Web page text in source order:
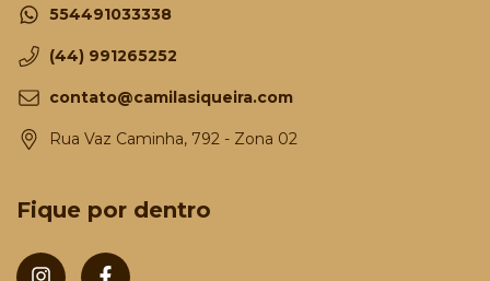
554491033338
(44) 991265252
contato@camilasiqueira.com
Rua Vaz Caminha, 792 - Zona 02
Fique por dentro